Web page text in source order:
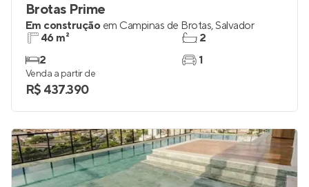
Brotas Prime
Em construção em Campinas de Brotas,Salvador
46 m²
2
2
1
Venda a partir de
R$ 437.390